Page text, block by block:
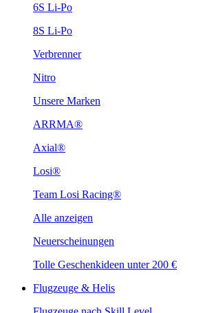
6S Li-Po
8S Li-Po
Verbrenner
Nitro
Unsere Marken
ARRMA®
Axial®
Losi®
Team Losi Racing®
Alle anzeigen
Neuerscheinungen
Tolle Geschenkideen unter 200 €
Flugzeuge & Helis